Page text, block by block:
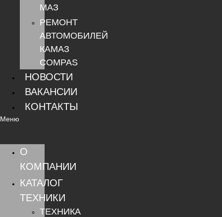
МАЗ
РЕМОНТ
АВТОМОБИЛЕЙ
КАМАЗ
COMPAS
НОВОСТИ
ВАКАНСИИ
КОНТАКТЫ
Меню
О
КОМПАНИИ
КАТАЛОГ
ТЕХНИКИ
ТЕХНИКА